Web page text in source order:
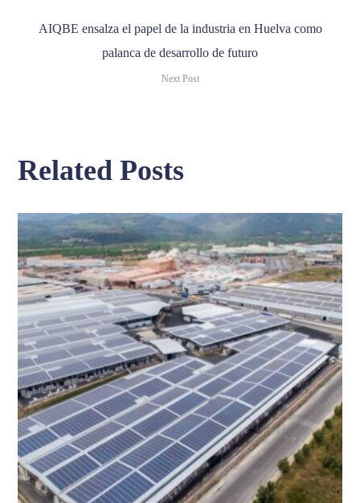
AIQBE ensalza el papel de la industria en Huelva como
palanca de desarrollo de futuro
Next Post
Related Posts